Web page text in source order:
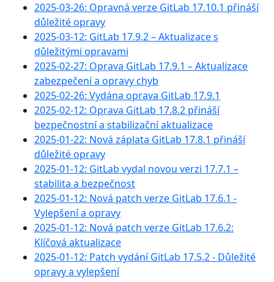
2025-03-26: Opravná verze GitLab 17.10.1 přináší
důležité opravy
2025-03-12: GitLab 17.9.2 – Aktualizace s
důležitými opravami
2025-02-27: Oprava GitLab 17.9.1 – Aktualizace
zabezpečení a opravy chyb
2025-02-26: Vydána oprava GitLab 17.9.1
2025-02-12: Oprava GitLab 17.8.2 přináší
bezpečnostní a stabilizační aktualizace
2025-01-22: Nová záplata GitLab 17.8.1 přináší
důležité opravy
2025-01-12: GitLab vydal novou verzi 17.7.1 –
stabilita a bezpečnost
2025-01-12: Nová patch verze GitLab 17.6.1 -
Vylepšení a opravy
2025-01-12: Nová patch verze GitLab 17.6.2:
Klíčová aktualizace
2025-01-12: Patch vydání GitLab 17.5.2 - Důležité
opravy a vylepšení